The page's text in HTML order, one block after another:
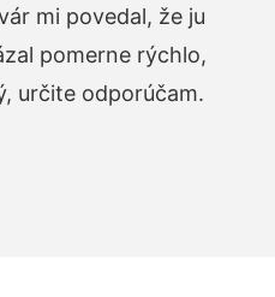
mi povedal, že ju
pomerne rýchlo,
určite odporúčam.